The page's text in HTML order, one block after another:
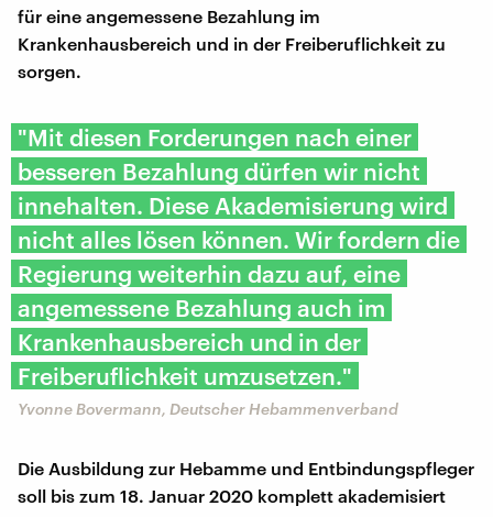
für eine angemessene Bezahlung im
Krankenhausbereich und in der Freiberuflichkeit zu
sorgen.
"Mit diesen Forderungen nach einer
besseren Bezahlung dürfen wir nicht
innehalten. Diese Akademisierung wird
nicht alles lösen können. Wir fordern die
Regierung weiterhin dazu auf, eine
angemessene Bezahlung auch im
Krankenhausbereich und in der
Freiberuflichkeit umzusetzen."
Yvonne Bovermann, Deutscher Hebammenverband
Die Ausbildung zur Hebamme und Entbindungspfleger
soll bis zum 18. Januar 2020 komplett akademisiert